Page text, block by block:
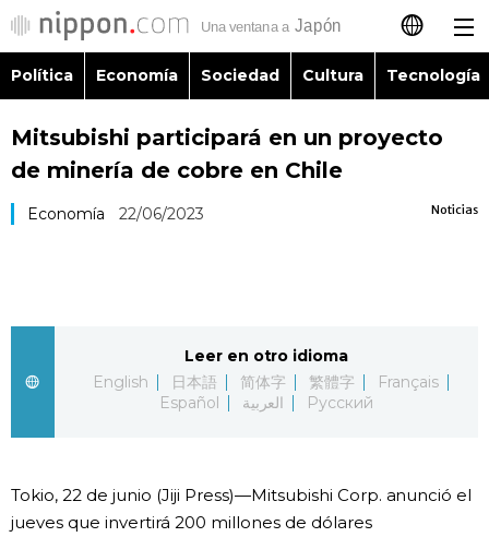
日本語
English
العربية
Русский
Política
Sociedad
Cultura
Vida
Política Economía Sociedad Cultura Tecnología
Mitsubishi participará en un proyecto
de minería de cobre en Chile
Noticias
Economía 22/06/2023
Leer en otro idioma
English
日本語 简体字 繁體字
Français
Español
العربية Русский
Tokio, 22 de junio (Jiji Press)—Mitsubishi Corp. anunció el
jueves que invertirá 200 millones de dólares